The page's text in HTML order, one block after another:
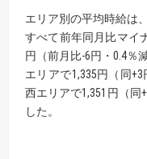
エリア別の平均時給は
すべて前年同月比マイ
円（前月比-6円・0.4％
エリアで1,335円（同
西エリアで1,351円（同
した。